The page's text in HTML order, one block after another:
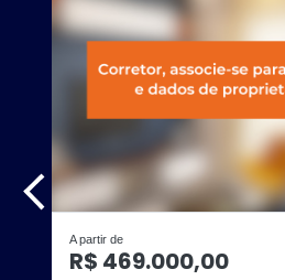
A partir de
R$ 469.000,00